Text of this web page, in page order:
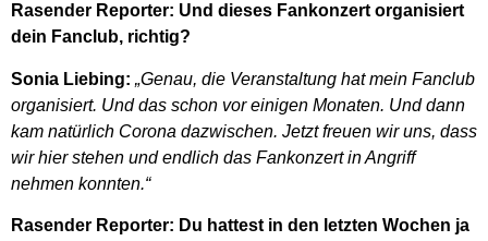
Rasender Reporter: Und dieses Fankonzert organisiert
dein Fanclub, richtig?
Sonia Liebing: „Genau, die Veranstaltung hat mein Fanclub
organisiert. Und das schon vor einigen Monaten. Und dann
kam natürlich Corona dazwischen. Jetzt freuen wir uns, dass
wir hier stehen und endlich das Fankonzert in Angriff
nehmen konnten.“
Rasender Reporter: Du hattest in den letzten Wochen ja